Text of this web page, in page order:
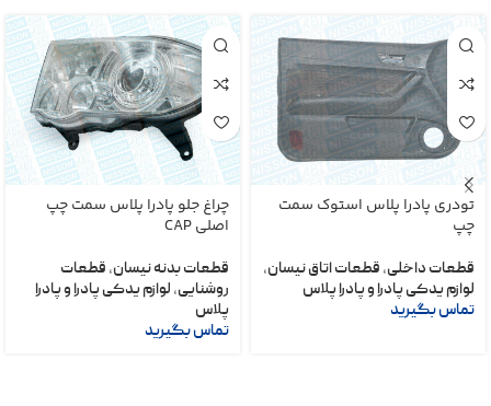
تودری پادرا پلاس استوک سمت
چپ
قطعات داخلی, قطعات اتاق نیسان,
لوازم یدکی پادرا و پادرا پلاس
تماس بگیرید
چراغ جلو پادرا پلاس سمت چپ
اصلی CAP
قطعات بدنه نیسان, قطعات
روشنایی, لوازم یدکی پادرا و پادرا
پلاس
تماس بگیرید